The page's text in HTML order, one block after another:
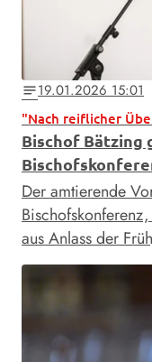
notes19.01.2026 15:01
"Nach reiflicher
Bischof Bätzing
Der amtierende
aus Anlass der